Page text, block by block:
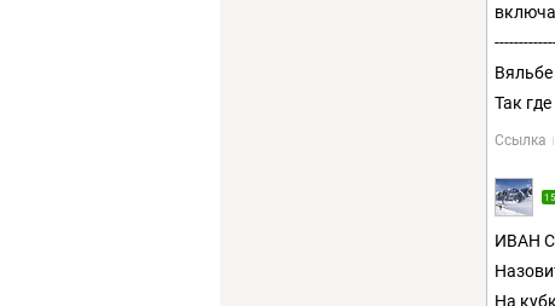
Так
Ссылка
15
ИВАН
На